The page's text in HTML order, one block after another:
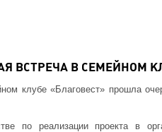
ВСТРЕЧА В СЕМЕЙНОМ
клубе «Благовест» прошла
по реализации проекта в